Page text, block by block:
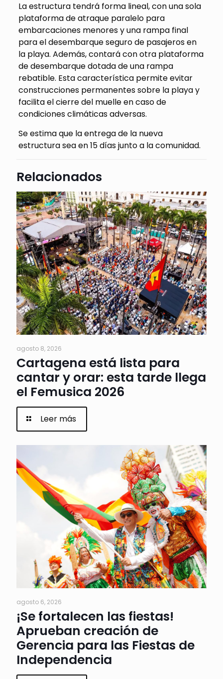
La estructura tendrá forma lineal, con una sola
plataforma de atraque paralelo para
embarcaciones menores y una rampa final
para el desembarque seguro de pasajeros en
la playa. Además, contará con otra plataforma
de desembarque dotada de una rampa
rebatible. Esta característica permite evitar
construcciones permanentes sobre la playa y
facilita el cierre del muelle en caso de
condiciones climáticas adversas.
Se estima que la entrega de la nueva
estructura sea en 15 días junto a la comunidad.
Relacionados
agosto 8, 2026
Cartagena está lista para
cantar y orar: esta tarde llega
el Femusica 2026
Leer más
agosto 6, 2026
¡Se fortalecen las fiestas!
Aprueban creación de
Gerencia para las Fiestas de
Independencia